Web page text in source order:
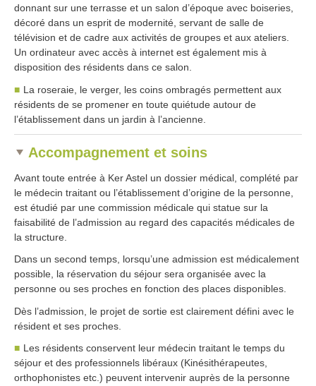
donnant sur une terrasse et un salon d’époque avec boiseries,
décoré dans un esprit de modernité, servant de salle de
télévision et de cadre aux activités de groupes et aux ateliers.
Un ordinateur avec accès à internet est également mis à
disposition des résidents dans ce salon.
La roseraie, le verger, les coins ombragés permettent aux
résidents de se promener en toute quiétude autour de
l’établissement dans un jardin à l’ancienne.
Accompagnement et soins
Avant toute entrée à Ker Astel un dossier médical, complété par
le médecin traitant ou l’établissement d’origine de la personne,
est étudié par une commission médicale qui statue sur la
faisabilité de l’admission au regard des capacités médicales de
la structure.
Dans un second temps, lorsqu’une admission est médicalement
possible, la réservation du séjour sera organisée avec la
personne ou ses proches en fonction des places disponibles.
Dès l’admission, le projet de sortie est clairement défini avec le
résident et ses proches.
Les résidents conservent leur médecin traitant le temps du
séjour et des professionnels libéraux (Kinésithérapeutes,
orthophonistes etc.) peuvent intervenir auprès de la personne